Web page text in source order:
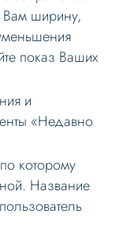
Вам ширину,
показ Ваших
и
«Недавно
которому
Название